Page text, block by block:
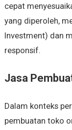
cepat
yang diperoleh,
Investment) dan
responsif.
Jasa
Dalam konteks
pembuatan toko